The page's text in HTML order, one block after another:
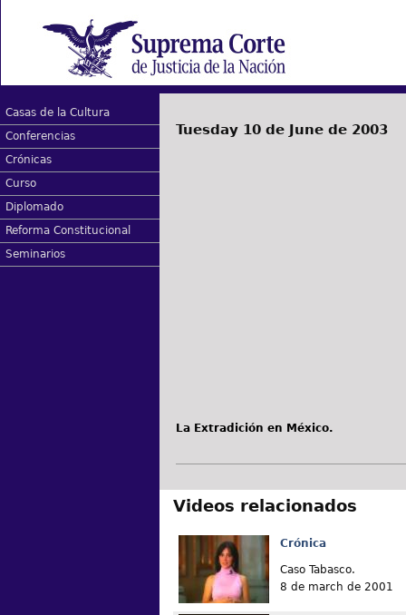
Casas de la Cultura
Conferencias
Crónicas
Curso
Diplomado
Reforma Constitucional
Seminarios
Tuesday 10 de June de 2003
La Extradición en México.
Videos relacionados
Crónica
Caso Tabasco.
8 de march de 2001